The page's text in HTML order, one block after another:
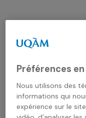
21 octobre
Autisme,
Préférences
Nous utilisons des
informations qui
expérience sur le